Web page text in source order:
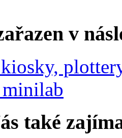
v
také